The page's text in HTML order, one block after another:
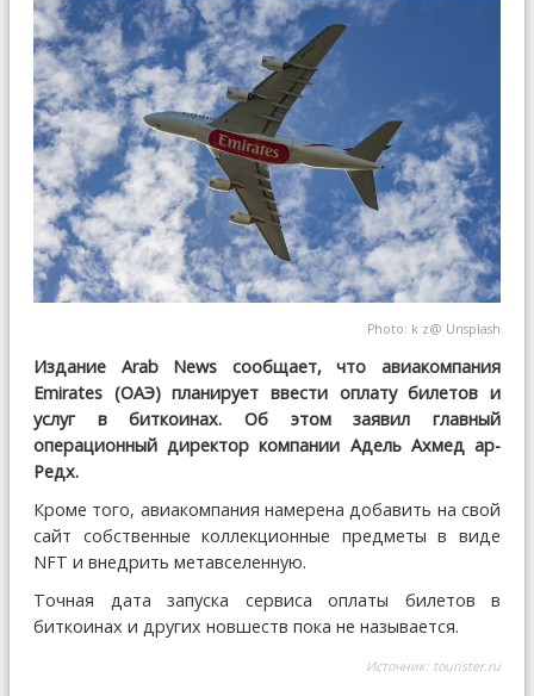
Photo: k z@ Unsplash
Издание Arab News сообщает, что авиакомпания
Emirates (ОАЭ) планирует ввести оплату билетов и
услуг в биткоинах. Об этом заявил главный
операционный директор компании Адель Ахмед ар-
Редх.
Кроме того, авиакомпания намерена добавить на свой
сайт собственные коллекционные предметы в виде
NFT и внедрить метавселенную.
Точная дата запуска сервиса оплаты билетов в
биткоинах и других новшеств пока не называется.
Источник: tourister.ru